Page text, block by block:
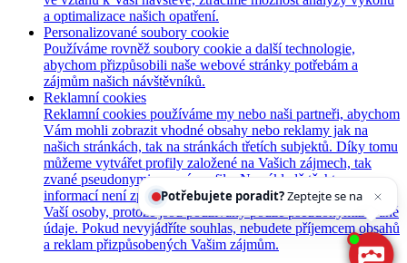
a optimalizace našich opatření.
Personalizované soubory cookie
Používáme rovněž soubory cookie a další technologie,
abychom přizpůsobili naše webové stránky potřebám a
zájmům našich návštěvníků.
Reklamní cookies
Reklamní cookies používáme my nebo naši partneři, abychom
Vám mohli zobrazit vhodné obsahy nebo reklamy jak na
našich stránkách, tak na stránkách třetích subjektů. Díky tomu
můžeme vytvářet profily založené na Vašich zájmech, tak
zvané pseudonymizované profily. Na základě těchto
informací není zpravidla možná bezprostřední identifikace
Vaší osoby, protože jsou používány pouze pseudonymizované
údaje. Pokud nevyjádříte souhlas, nebudete příjemcem obsahů
a reklam přizpůsobených Vašim zájmům.
Potřebujete poradit?Zeptejte se našeho asistenta Ch